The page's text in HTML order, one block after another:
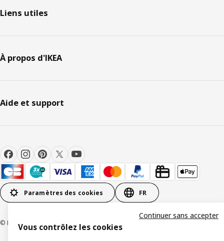
Liens utiles
À propos d'IKEA
Aide et support
Paramètres des cookies FR
© Inter IKEA Systems B.V 1999-2026
Vous contrôlez les cookies
Continuer sans accepter